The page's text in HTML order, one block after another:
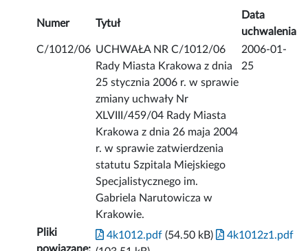
Numer Tytuł
Data
uchwalenia
C/1012/06 UCHWAŁA NR C/1012/06
Rady Miasta Krakowa z dnia
25 stycznia 2006 r. w sprawie
zmiany uchwały Nr
XLVIII/459/04 Rady Miasta
Krakowa z dnia 26 maja 2004
r. w sprawie zatwierdzenia
statutu Szpitala Miejskiego
Specjalistycznego im.
Gabriela Narutowicza w
Krakowie.
2006-01-
25
Pliki
4k1012.pdf (54.50 kB)
4k1012z1.pdf